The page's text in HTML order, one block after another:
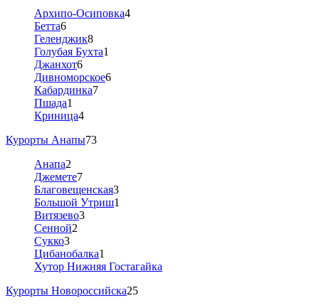
Архипо-Осиповка4
Бетта6
Геленджик8
Голубая Бухта1
Джанхот6
Дивноморское6
Кабардинка7
Пшада1
Криница4
Курорты Анапы73
Анапа2
Джемете7
Благовещенская3
Большой Утриш1
Витязево3
Сенной2
Сукко3
Цибанобалка1
Хутор Нижняя Гостагайка
Курорты Новороссийска25